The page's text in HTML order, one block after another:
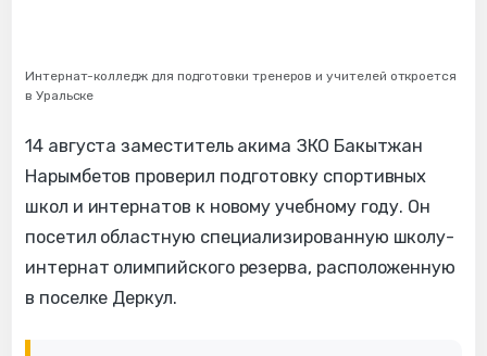
Интернат-колледж для подготовки тренеров и учителей откроется
в Уральске
14 августа заместитель акима ЗКО Бакытжан
Нарымбетов проверил подготовку спортивных
школ и интернатов к новому учебному году. Он
посетил областную специализированную школу-
интернат олимпийского резерва, расположенную
в поселке Деркул.